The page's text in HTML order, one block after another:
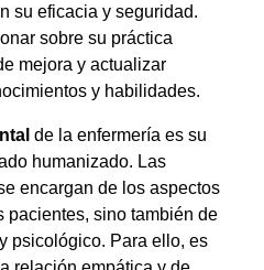
su eficacia y seguridad.
sobre su práctica
mejora y actualizar
y habilidades.
de la enfermería es su
humanizado. Las
encargan de los aspectos
pacientes, sino también de
psicológico. Para ello, es